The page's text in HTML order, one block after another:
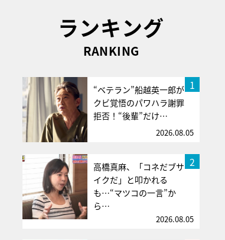
ランキング
RANKING
1
“ベテラン”船越英一郎が
クビ覚悟のパワハラ謝罪
拒否！“後輩”だけ…
2026.08.05
2
高橋真麻、「コネだブサ
イクだ」と叩かれる
も…“マツコの一言”か
ら…
2026.08.05